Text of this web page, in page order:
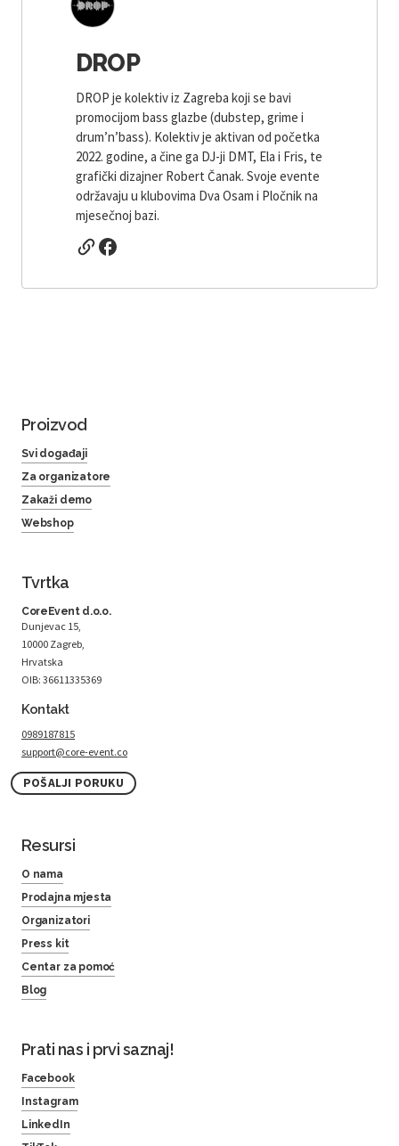
DROP
DROP je kolektiv iz Zagreba koji se bavi
promocijom bass glazbe (dubstep, grime i
drum’n’bass). Kolektiv je aktivan od početka
2022. godine, a čine ga DJ-ji DMT, Ela i Fris, te
grafički dizajner Robert Čanak. Svoje evente
održavaju u klubovima Dva Osam i Pločnik na
mjesečnoj bazi.
Proizvod
Svi događaji
Za organizatore
Zakaži demo
Webshop
Tvrtka
CoreEvent d.o.o.
Dunjevac 15,
10000 Zagreb,
Hrvatska
OIB: 36611335369
Kontakt
0989187815
support@core-event.co
POŠALJI PORUKU
Resursi
O nama
Prodajna mjesta
Organizatori
Press kit
Centar za pomoć
Blog
Prati nas i prvi saznaj!
Facebook
Instagram
LinkedIn